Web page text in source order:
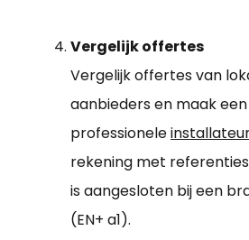
Vergelijk offertes
Vergelijk offertes van
aanbieders en maak
professionele
rekening met
is aangesloten bij een
(EN+ a1).